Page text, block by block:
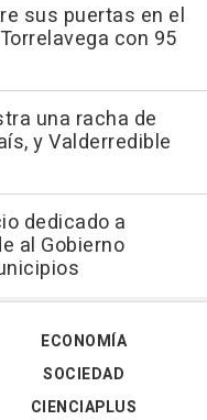
sus puertas en el
con 95
una racha de
y Valderredible
dedicado a
al Gobierno
ECONOMÍA
SOCIEDAD
CIENCIAPLUS